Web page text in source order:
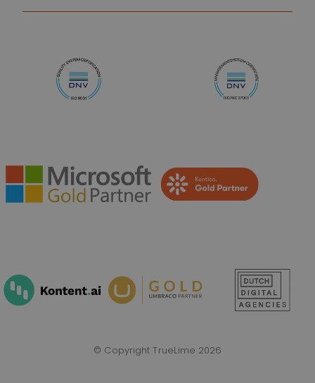
© Copyright TrueLime 2026